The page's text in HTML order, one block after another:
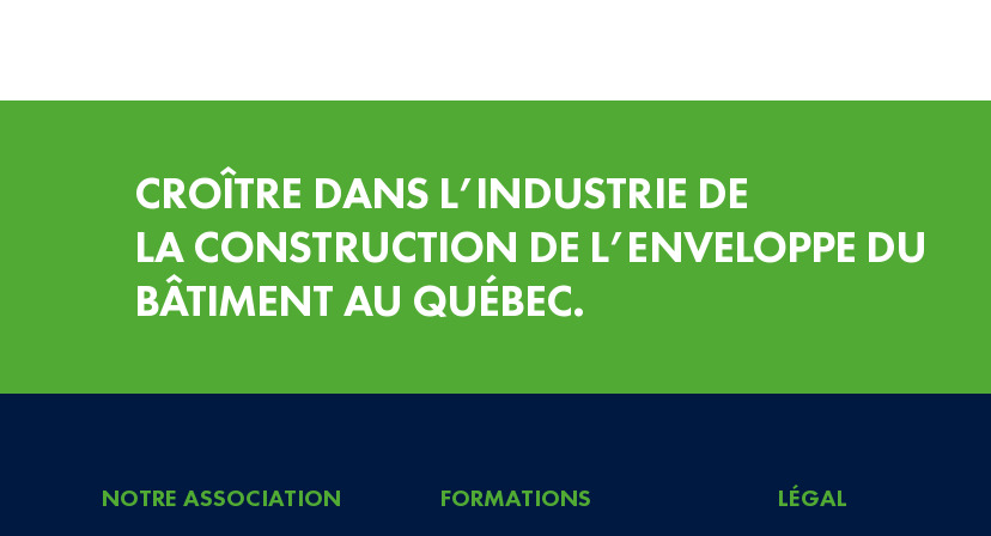
CROÎTRE DANS L’INDUSTRIE DE
LA CONSTRUCTION DE L’ENVELOPPE DU
BÂTIMENT AU QUÉBEC.
NOTRE ASSOCIATION FORMATIONS LÉGAL